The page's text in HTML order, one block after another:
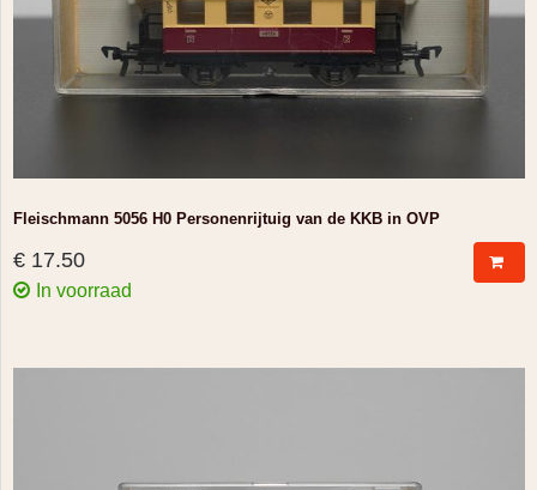
Fleischmann 5056 H0 Personenrijtuig van de KKB in OVP
€ 17.50
In voorraad